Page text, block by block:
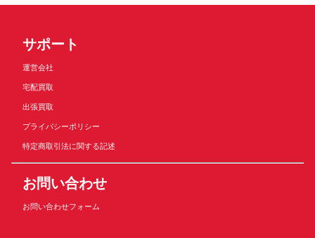
サポート
運営会社
宅配買取
出張買取
プライバシーポリシー
特定商取引法に関する記述
お問い合わせ
お問い合わせフォーム